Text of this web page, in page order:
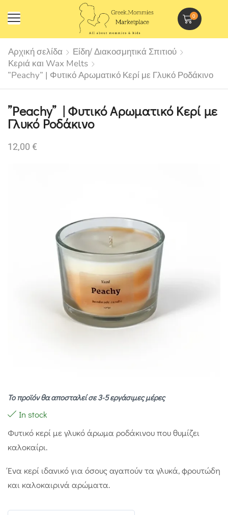
0
Αρχική σελίδα
Είδη/ Διακοσμητικά Σπιτιού
Κεριά και Wax Melts
”Peachy” | Φυτικό Αρωματικό Κερί με Γλυκό Ροδάκινο
”Peachy” | Φυτικό Αρωματικό Κερί με
Γλυκό Ροδάκινο
12,00 €
Το προϊόν θα αποσταλεί σε 3-5 εργάσιμες μέρες
In stock
Φυτικό κερί με γλυκό άρωμα ροδάκινου που θυμίζει
καλοκαίρι.
Ένα κερί ιδανικό για όσους αγαπούν τα γλυκά, φρουτώδη
και καλοκαιρινά αρώματα.